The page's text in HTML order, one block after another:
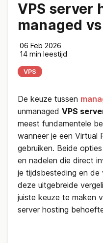
VPS server
managed
06 Feb 2026
14 min leestijd
VPS
De keuze tussen
unmanaged VPS
meest fundamentele
wanneer je een Virtual
gebruiken. Beide
en nadelen die direct
je tijdsbesteding en de
deze uitgebreide
juiste keuze te maken
server hosting